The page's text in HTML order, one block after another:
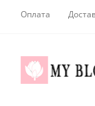
Оплата